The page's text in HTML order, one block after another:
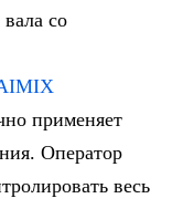
со
применяет
Оператор
весь